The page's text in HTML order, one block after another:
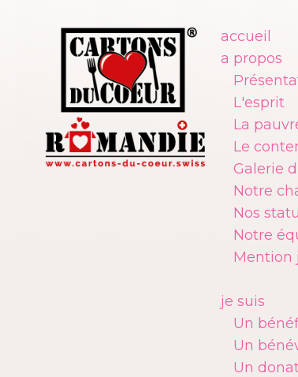
accueil
a propos
L'esprit
La
Le
Galerie
Notre
Nos
Notre
Mention
je suis
Un
Un
Un